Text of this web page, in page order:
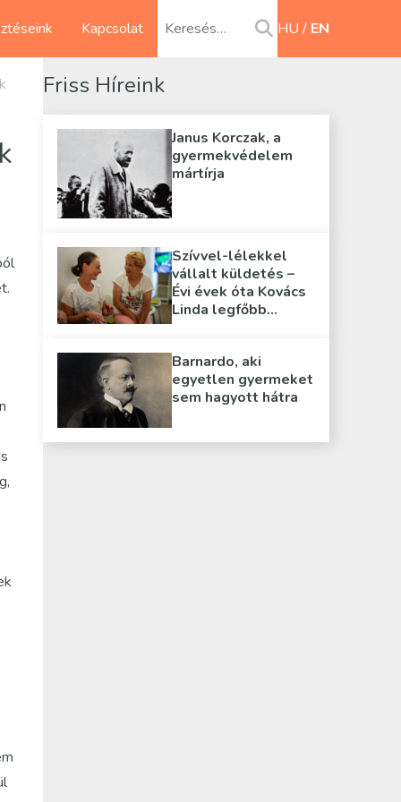
Kapcsolat HU EN
Friss Híreink
Janus Korczak, a
gyermekvédelem
mártírja
Szívvel-lélekkel
vállalt küldetés –
Évi évek óta Kovács
Linda legfőbb
Barnardo, aki
egyetlen gyermeket
sem hagyott hátra